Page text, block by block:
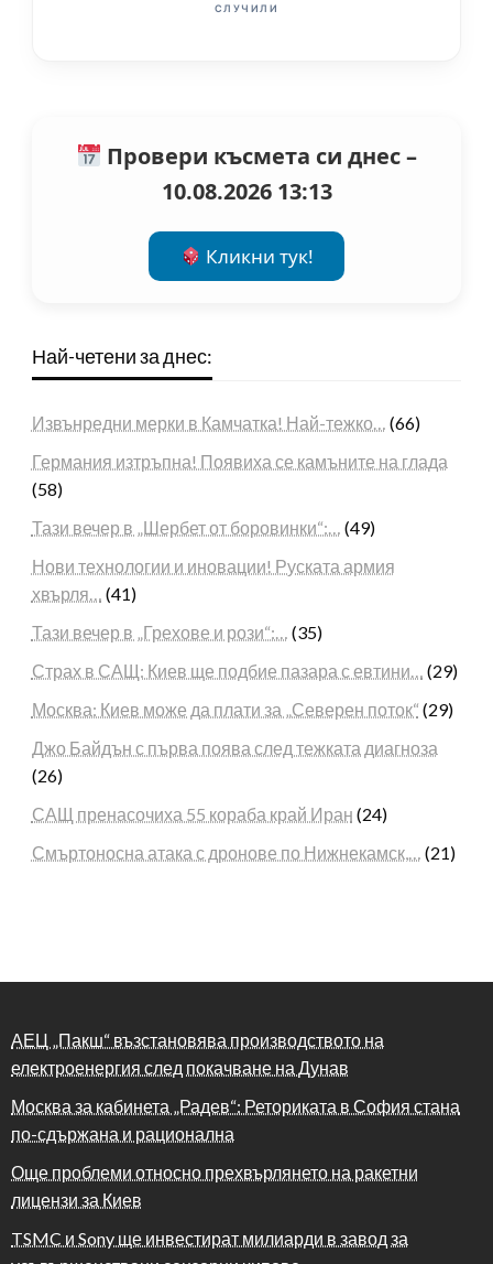
СЛУЧИЛИ
Провери късмета си днес –
10.08.2026 13:13
Кликни тук!
Най-четени за днес:
Извънредни мерки в Камчатка! Най-тежко… (66)
Германия изтръпна! Появиха се камъните на глада
(58)
Тази вечер в „Шербет от боровинки“:… (49)
Нови технологии и иновации! Руската армия
хвърля… (41)
Тази вечер в „Грехове и рози“:… (35)
Страх в САЩ: Киев ще подбие пазара с евтини… (29)
Москва: Киев може да плати за „Северен поток“ (29)
Джо Байдън с първа поява след тежката диагноза
(26)
САЩ пренасочиха 55 кораба край Иран (24)
Смъртоносна атака с дронове по Нижнекамск,… (21)
АЕЦ „Пакш“ възстановява производството на
електроенергия след покачване на Дунав
Москва за кабинета „Радев“: Реториката в София стана
по-сдържана и рационална
Още проблеми относно прехвърлянето на ракетни
лицензи за Киев
TSMC и Sony ще инвестират милиарди в завод за